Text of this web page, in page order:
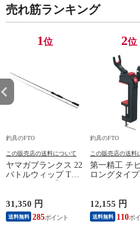
売れ筋ランキング
1位
釣具のFTO
この販売店の送料について
ヤマガブランクス 22
バトルウィップ TR
31,350 円
送料無料 285
2位
釣具のFTO
この販売店の送料
第一精工 チ
ロングタイプ
12,155 円
送料無料 110